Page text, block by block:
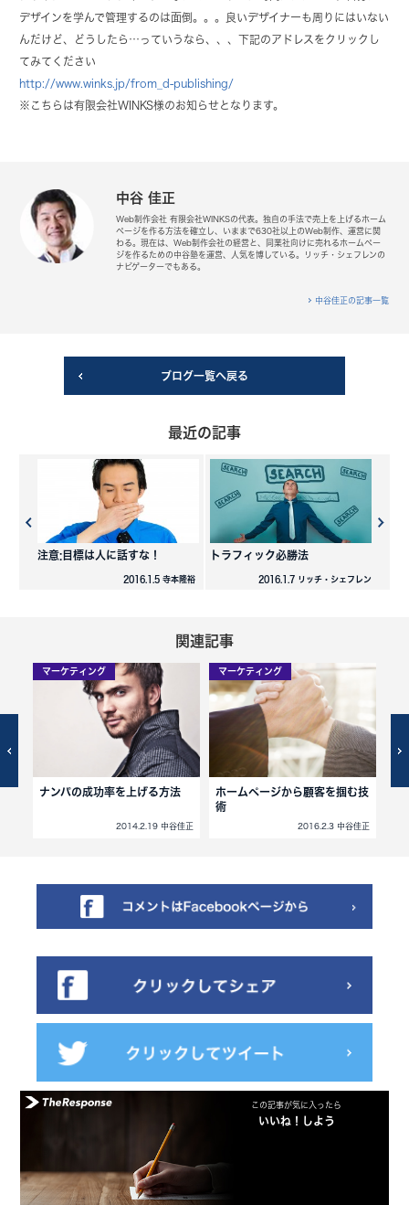
デザインを学んで管理するのは面倒。。。良いデザイナーも周りにはいない
んだけど、どうしたら…っていうなら、、、下記のアドレスをクリックし
てみてください
http://www.winks.jp/from_d-publishing/
※こちらは有限会社WINKS様のお知らせとなります。
中谷 佳正
Web制作会社 有限会社WINKSの代表。独自の手法で売上を上げるホーム
ページを作る方法を確立し、いままで630社以上のWeb制作、運営に関
わる。現在は、Web制作会社の経営と、同業社向けに売れるホームペー
ジを作るための中谷塾を運営、人気を博している。リッチ・シェフレンの
ナビゲーターでもある。
中谷佳正の記事一覧
ブログ一覧へ戻る
最近の記事
注意:目標は人に話すな！
2016.1.5 寺本隆裕
トラフィック必勝法
2016.1.7 リッチ・シェフレン
関連記事
マーケティング
ナンパの成功率を上げる方法
2014.2.19 中谷佳正
マーケティング
ホームページから顧客を掴む技
術
2016.2.3 中谷佳正
この記事が気に入ったら
いいね！しよう